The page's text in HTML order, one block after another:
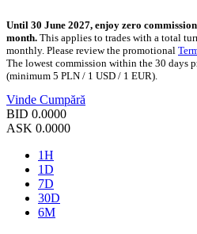
Until 30 June 2027, enjoy zero
month. This applies to trades with a total
monthly. Please review the promotional
The lowest commission within the 30 days
(minimum 5 PLN / 1 USD / 1 EUR).
Vinde Cumpără
BID 0.0000
ASK 0.0000
1H
1D
7D
30D
6M